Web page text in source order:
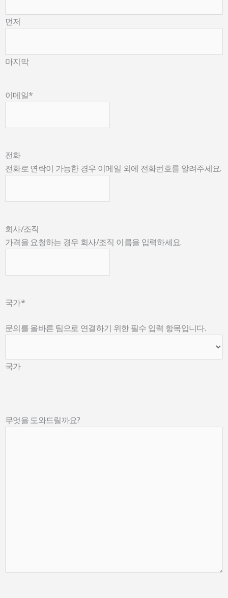
먼저
마지막
이메일*
전화
전화로 연락이 가능한 경우 이메일 외에 전화번호를 알려주세요.
회사/조직
가격을 요청하는 경우 회사/조직 이름을 입력하세요.
국가*
문의를 올바른 팀으로 연결하기 위한 필수 입력 항목입니다.
국가
무엇을 도와드릴까요?